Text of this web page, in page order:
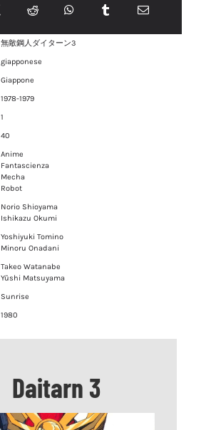
無敵鋼人ダイターン3
giapponese
Giappone
1978-1979
1
40
Anime
Fantascienza
Mecha
Robot
Norio Shioyama
Ishikazu Okumi
Yoshiyuki Tomino
Minoru Onadani
Takeo Watanabe
Yūshi Matsuyama
Sunrise
1980
Daitarn 3